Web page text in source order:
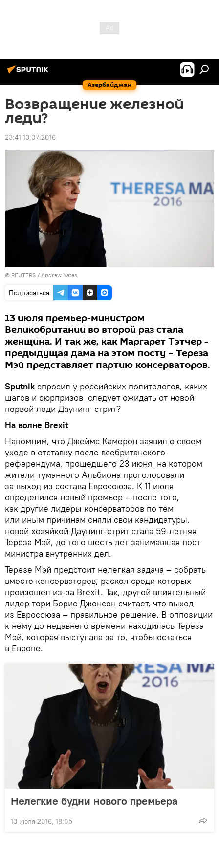
Азербайджан
Возвращение железной
леди?
23:41 13.07.2016
© REUTERS / Andrew Yates
Подписаться
13 июля премьер-министром
Великобритании во второй раз стала
женщина. И так же, как Маргарет Тэтчер -
предыдущая дама на этом посту – Тереза
Мэй представляет партию консерваторов.
Sputnik спросил у российских политологов, каких
шагов и сюрпризов следует ожидать от новой
первой леди Даунинг-стрит?
На волне Brexit
Напомним, что Джеймс Камерон заявил о своем
уходе в отставку после всебританского
референдума, прошедшего 23 июня, на котором
жители туманного Альбиона проголосовали
за выход из состава Евросоюза. К 11 июля
определился новый премьер – после того,
как другие лидеры консерваторов по тем
или иным причинам сняли свои кандидатуры,
новой хозяйкой Даунинг-стрит стала 59-летняя
Тереза Мэй, до того шесть лет занимавшая пост
министра внутренних дел.
Терезе Мэй предстоит нелегкая задача – собрать
вместе консерваторов, раскол среди которых
произошел из-за Brexit. Так, другой влиятельный
лидер тори Борис Джонсон считает, что выход
из Евросоюза – правильное решение. В оппозиции
к нему до недавнего времени находилась Тереза
Мэй, которая выступала за то, чтобы остаться
в Европе.
Нелегкие будни нового премьера
13 июля 2016, 18:05